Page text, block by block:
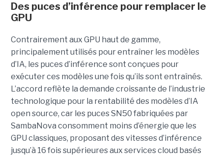
Des puces d’inférence pour remplacer le
GPU
Contrairement aux GPU haut de gamme,
principalement utilisés pour entraîner les modèles
d’IA, les puces d’inférence sont conçues pour
exécuter ces modèles une fois qu’ils sont entraînés.
L’accord reflète la demande croissante de l’industrie
technologique pour la rentabilité des modèles d’IA
open source, car les puces SN50 fabriquées par
SambaNova consomment moins d’énergie que les
GPU classiques, proposant des vitesses d’inférence
jusqu’à 16 fois supérieures aux services cloud basés